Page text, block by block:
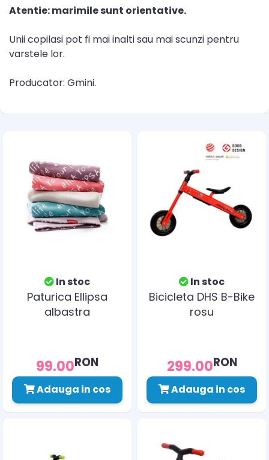
Atentie: marimile sunt orientative.
Unii copilasi pot fi mai inalti sau mai scunzi pentru
varstele lor.
Producator: Gmini.
In stoc
Paturica Ellipsa
albastra
99.00RON
Adauga in cos
In stoc
Bicicleta DHS B-Bike
rosu
299.00RON
Adauga in cos